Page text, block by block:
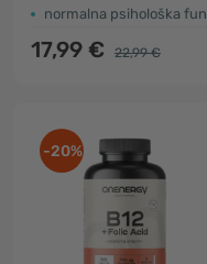
normalna psihološka funkcija
17,99 € 22,99 €
-20%